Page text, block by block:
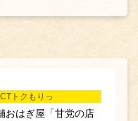
トクもりっ
おはぎ屋「甘党の店